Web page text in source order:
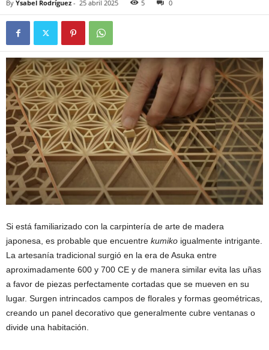
By Ysabel Rodríguez - 25 abril 2025 5 0
Si está familiarizado con la carpintería de arte de madera
japonesa, es probable que encuentre kumiko igualmente intrigante.
La artesanía tradicional surgió en la era de Asuka entre
aproximadamente 600 y 700 CE y de manera similar evita las uñas
a favor de piezas perfectamente cortadas que se mueven en su
lugar. Surgen intrincados campos de florales y formas geométricas,
creando un panel decorativo que generalmente cubre ventanas o
divide una habitación.